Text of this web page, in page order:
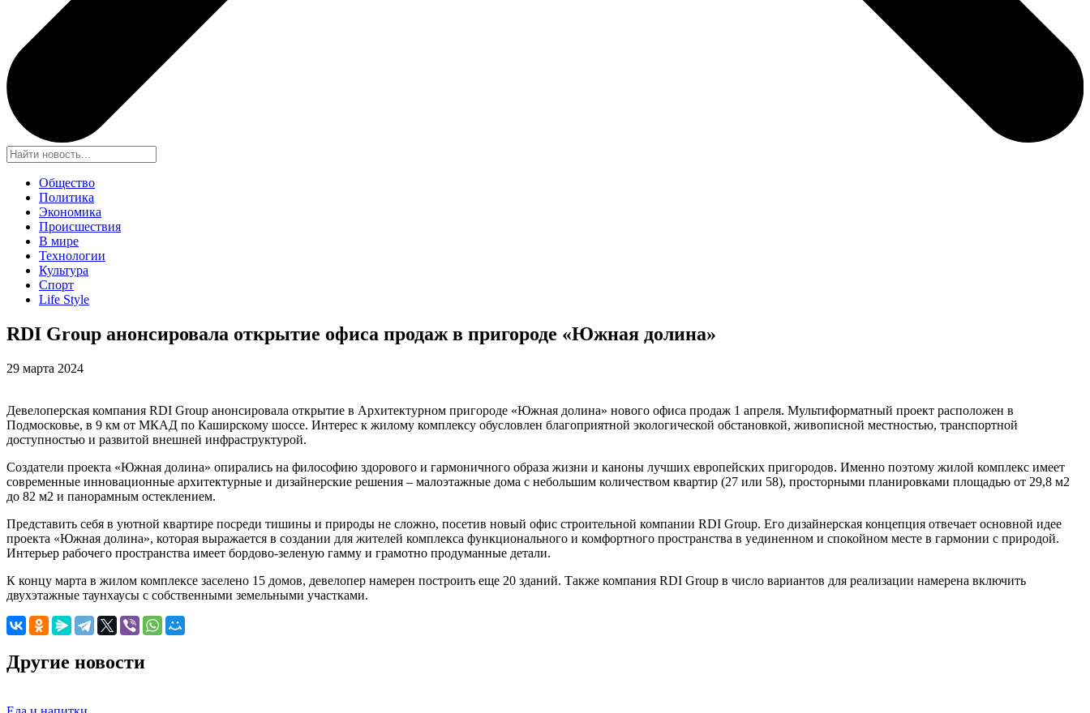
Общество
Политика
Экономика
Происшествия
В мире
Технологии
Культура
Спорт
Life Style
RDI Group анонсировала открытие офиса продаж в пригороде «Южная долина»
29 марта 2024
Девелоперская компания RDI Group анонсировала открытие в Архитектурном пригороде «Южная долина» нового офиса продаж 1 апреля. Мультиформатный проект расположен в
Подмосковье, в 9 км от МКАД по Каширскому шоссе. Интерес к жилому комплексу обусловлен благоприятной экологической обстановкой, живописной местностью, транспортной
доступностью и развитой внешней инфраструктурой.
Создатели проекта «Южная долина» опирались на философию здорового и гармоничного образа жизни и каноны лучших европейских пригородов. Именно поэтому жилой комплекс имеет
современные инновационные архитектурные и дизайнерские решения – малоэтажные дома с небольшим количеством квартир (27 или 58), просторными планировками площадью от 29,8 м2
до 82 м2 и панорамным остеклением.
Представить себя в уютной квартире посреди тишины и природы не сложно, посетив новый офис строительной компании RDI Group. Его дизайнерская концепция отвечает основной идее
проекта «Южная долина», которая выражается в создании для жителей комплекса функционального и комфортного пространства в уединенном и спокойном месте в гармонии с природой.
Интерьер рабочего пространства имеет бордово-зеленую гамму и грамотно продуманные детали.
К концу марта в жилом комплексе заселено 15 домов, девелопер намерен построить еще 20 зданий. Также компания RDI Group в число вариантов для реализации намерена включить
двухэтажные таунхаусы с собственными земельными участками.
Другие новости